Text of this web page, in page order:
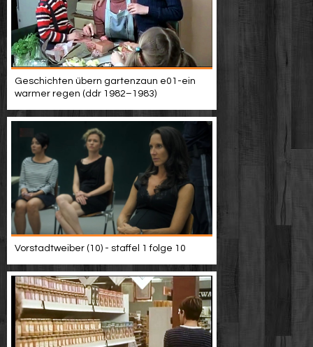
Geschichten übern gartenzaun e01-ein
warmer regen (ddr 1982–1983)
Vorstadtweiber (10) - staffel 1 folge 10